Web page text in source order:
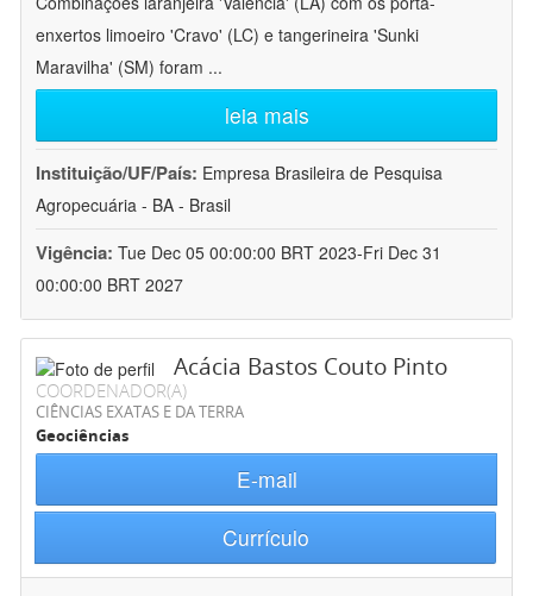
enxertos limoeiro 'Cravo' (LC) e tangerineira 'Sunki
Maravilha' (SM) foram ...
leia mais
Instituição/UF/País: Empresa Brasileira de Pesquisa
Agropecuária - BA - Brasil
Vigência: Tue Dec 05 00:00:00 BRT 2023-Fri Dec 31
00:00:00 BRT 2027
Acácia Bastos Couto Pinto
COORDENADOR(A)
CIÊNCIAS EXATAS E DA TERRA
Geociências
E-mail
Currículo